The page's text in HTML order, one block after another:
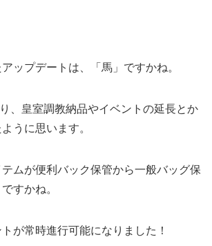
ップデートは、「馬」ですかね。
、皇室調教納品やイベントの延長とか
うに思います。
ムが便利バック保管から一般バッグ保
すかね。
が常時進行可能になりました！